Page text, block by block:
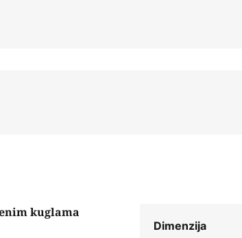
kuglama
Dimenzija